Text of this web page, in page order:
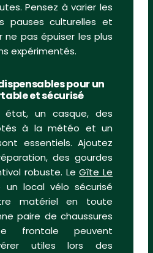
Pensez à varier les
pauses culturelles et
ne pas épuiser les plus
expérimentés.
pour un
et sécurisé
un casque, des
à la météo et un
essentiels. Ajoutez
des gourdes
robuste. LeGîte Le
un local vélo sécurisé
matériel en toute
paire de chaussures
frontale peuvent
utiles lors des